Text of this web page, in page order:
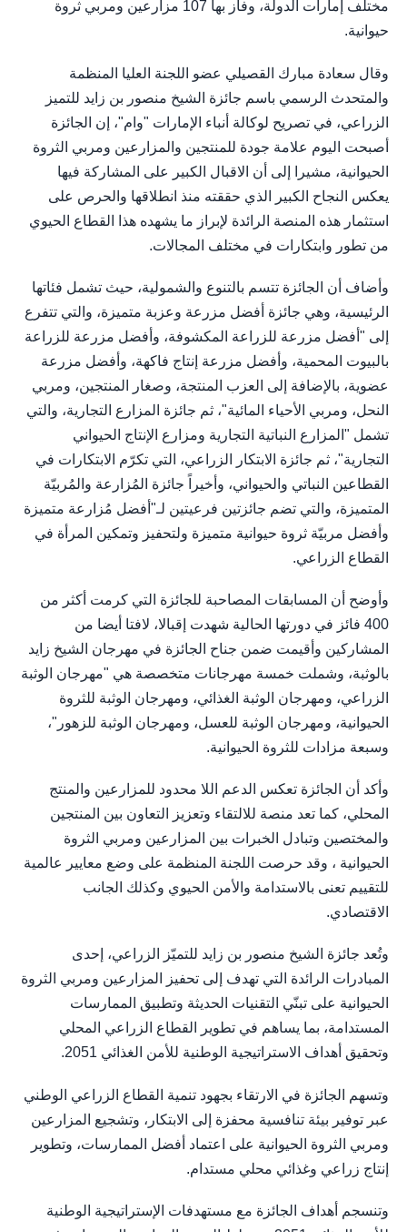
مختلف إمارات الدولة، وفاز بها 107 مزارعين ومربي ثروة
حيوانية.
وقال سعادة مبارك القصيلي عضو اللجنة العليا المنظمة
والمتحدث الرسمي باسم جائزة الشيخ منصور بن زايد للتميز
الزراعي، في تصريح لوكالة أنباء الإمارات "وام"، إن الجائزة
أصبحت اليوم علامة جودة للمنتجين والمزارعين ومربي الثروة
الحيوانية، مشيرا إلى أن الاقبال الكبير على المشاركة فيها
يعكس النجاح الكبير الذي حققته منذ انطلاقها والحرص على
استثمار هذه المنصة الرائدة لإبراز ما يشهده هذا القطاع الحيوي
من تطور وابتكارات في مختلف المجالات.
وأضاف أن الجائزة تتسم بالتنوع والشمولية، حيث تشمل فئاتها
الرئيسية، وهي جائزة أفضل مزرعة وعزبة متميزة، والتي تتفرع
إلى "أفضل مزرعة للزراعة المكشوفة، وأفضل مزرعة للزراعة
بالبيوت المحمية، وأفضل مزرعة إنتاج فاكهة، وأفضل مزرعة
عضوية، بالإضافة إلى العزب المنتجة، وصغار المنتجين، ومربي
النحل، ومربي الأحياء المائية"، ثم جائزة المزارع التجارية، والتي
تشمل "المزارع النباتية التجارية ومزارع الإنتاج الحيواني
التجارية"، ثم جائزة الابتكار الزراعي، التي تكرّم الابتكارات في
القطاعين النباتي والحيواني، وأخيراً جائزة المُزارعة والمُربيّة
المتميزة، والتي تضم جائزتين فرعيتين لـ"أفضل مُزارعة متميزة
وأفضل مربيّة ثروة حيوانية متميزة ولتحفيز وتمكين المرأة في
القطاع الزراعي.
وأوضح أن المسابقات المصاحبة للجائزة التي كرمت أكثر من
400 فائز في دورتها الحالية شهدت إقبالا، لافتا أيضا من
المشاركين وأقيمت ضمن جناح الجائزة في مهرجان الشيخ زايد
بالوثبة، وشملت خمسة مهرجانات متخصصة هي "مهرجان الوثبة
الزراعي، ومهرجان الوثبة الغذائي، ومهرجان الوثبة للثروة
الحيوانية، ومهرجان الوثبة للعسل، ومهرجان الوثبة للزهور"،
وسبعة مزادات للثروة الحيوانية.
وأكد أن الجائزة تعكس الدعم اللا محدود للمزارعين والمنتج
المحلي، كما تعد منصة للالتقاء وتعزيز التعاون بين المنتجين
والمختصين وتبادل الخبرات بين المزارعين ومربي الثروة
الحيوانية ، وقد حرصت اللجنة المنظمة على وضع معايير عالمية
للتقييم تعنى بالاستدامة والأمن الحيوي وكذلك الجانب
الاقتصادي.
وتُعد جائزة الشيخ منصور بن زايد للتميّز الزراعي، إحدى
المبادرات الرائدة التي تهدف إلى تحفيز المزارعين ومربي الثروة
الحيوانية على تبنّي التقنيات الحديثة وتطبيق الممارسات
المستدامة، بما يساهم في تطوير القطاع الزراعي المحلي
وتحقيق أهداف الاستراتيجية الوطنية للأمن الغذائي 2051.
وتسهم الجائزة في الارتقاء بجهود تنمية القطاع الزراعي الوطني
عبر توفير بيئة تنافسية محفزة إلى الابتكار، وتشجيع المزارعين
ومربي الثروة الحيوانية على اعتماد أفضل الممارسات، وتطوير
إنتاج زراعي وغذائي محلي مستدام.
وتنسجم أهداف الجائزة مع مستهدفات الإستراتيجية الوطنية